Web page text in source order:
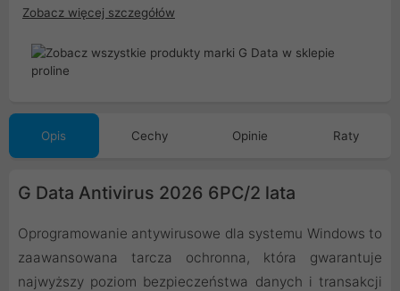
Zobacz więcej szczegółów
Opis Cechy Opinie Raty
G Data Antivirus 2026 6PC/2 lata
Oprogramowanie antywirusowe dla systemu Windows to
zaawansowana tarcza ochronna, która gwarantuje
najwyższy poziom bezpieczeństwa danych i transakcji